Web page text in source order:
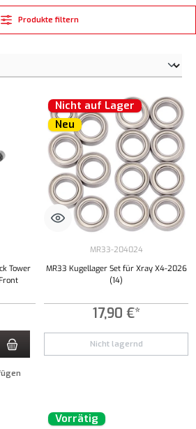
Produkte filtern
Tower
Wert ein oder benutze die Schaltflächen um die
Nicht auf Lager
Neu
MR33-204024
MR33 Kugellager Set für Xray X4-2026
(14)
17,90 €*
Nicht lagernd
Vorrätig